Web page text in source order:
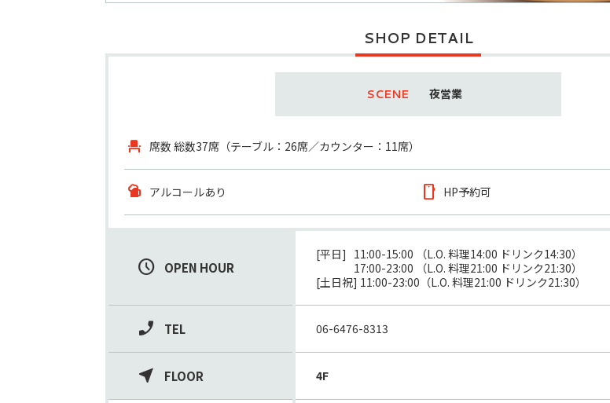
SHOP DETAIL
夜営業
席数総数37席（テーブル：26席／カウンター：11席）
アルコールあり HP予約可
OPEN HOUR
[平日]   11:00-15:00 （L.O. 料理14:00 ドリンク14:30）
17:00-23:00 （L.O. 料理21:00 ドリンク21:30）
[土日祝] 11:00-23:00（L.O. 料理21:00 ドリンク21:30）
TEL 06-6476-8313
FLOOR 4F